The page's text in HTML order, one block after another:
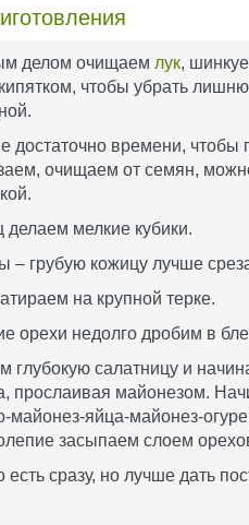
делом очищаем лук,
чтобы убрать
достаточно времени, чтобы
очищаем от семян,
делаем мелкие кубики.
– грубую кожицу лучше
на крупной терке.
орехи недолго дробим в
глубокую салатницу и
прослаивая майонезом.
майонез-яйца-майонез-
засыпаем слоем
сразу, но лучше дать